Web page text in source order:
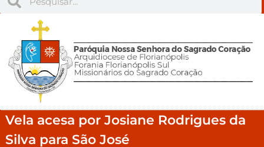
Vela acesa por Josiane Rodrigues da
Silva para São José